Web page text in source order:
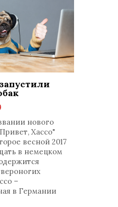
0
нового
Хассо"
весной 2017
в немецком
–
в Германии